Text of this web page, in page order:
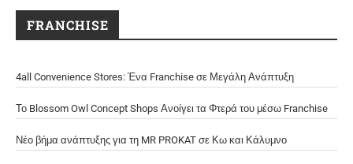
FRANCHISE
4all Convenience Stores: Ένα Franchise σε Μεγάλη Ανάπτυξη
Το Blossom Owl Concept Shops Ανοίγει τα Φτερά του μέσω Franchise
Νέο βήμα ανάπτυξης για τη MR PROKAT σε Κω και Κάλυμνο